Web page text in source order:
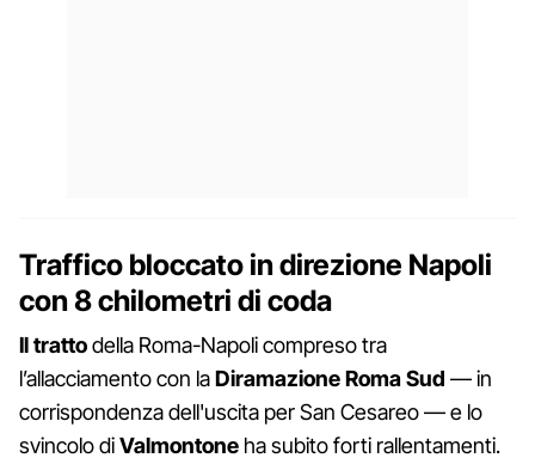
Traffico bloccato in direzione Napoli
con 8 chilometri di coda
Il trattodella Roma-Napoli compreso tra
l’allacciamento con laDiramazioneRomaSud — in
corrispondenza dell'uscita per San Cesareo — e lo
svincolo diValmontone ha subito forti rallentamenti.